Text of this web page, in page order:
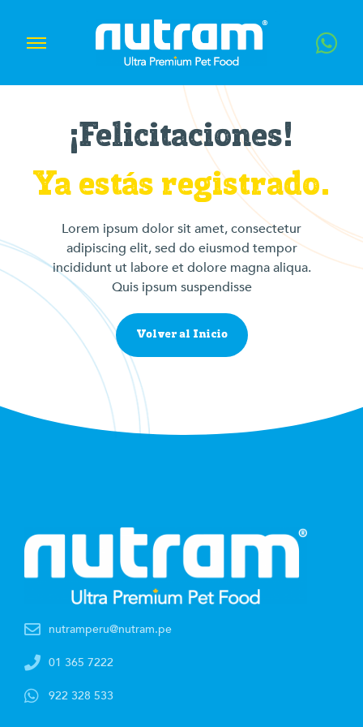
¡Felicitaciones!
Ya estás registrado.
Lorem ipsum dolor sit amet, consectetur
adipiscing elit, sed do eiusmod tempor
incididunt ut labore et dolore magna aliqua.
Quis ipsum suspendisse
Volver al Inicio
nutramperu@nutram.pe
01 365 7222
922 328 533